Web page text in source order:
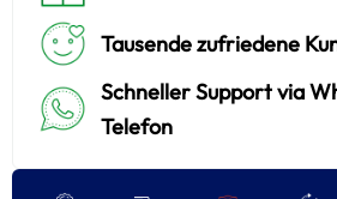
Tausende zufriedene
Schneller Support via
Telefon